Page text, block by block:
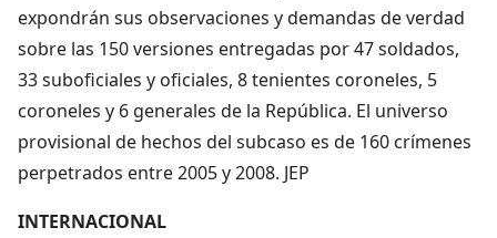
expondrán sus observaciones y demandas de verdad
sobre las 150 versiones entregadas por 47 soldados,
33 suboficiales y oficiales, 8 tenientes coroneles, 5
coroneles y 6 generales de la República. El universo
provisional de hechos del subcaso es de 160 crímenes
perpetrados entre 2005 y 2008. JEP
INTERNACIONAL